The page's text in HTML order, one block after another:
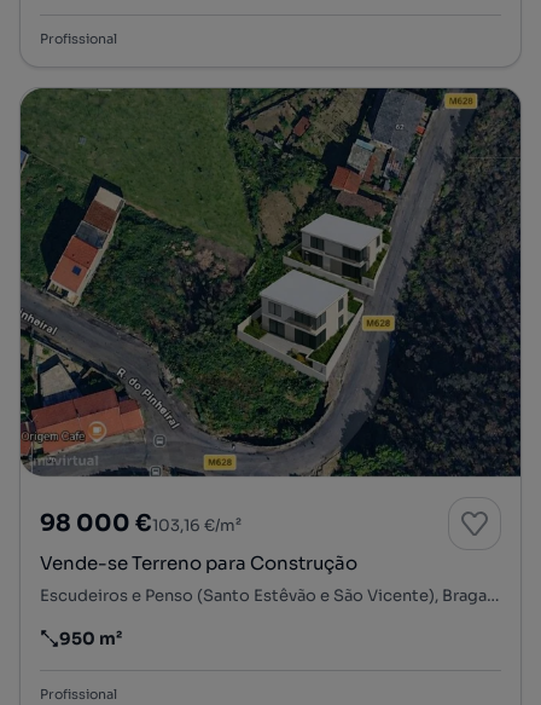
Profissional
98 000 €103,16 €/m²
Vende-se Terreno para Construção
Escudeiros e Penso (Santo Estêvão e São Vicente), Braga, Braga
Preço por metro quadrado
950 m²
Profissional